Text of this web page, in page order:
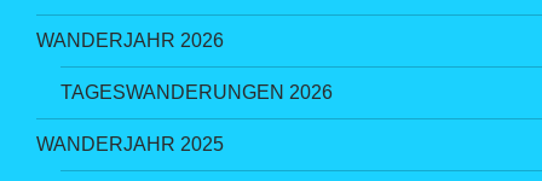
WANDERJAHR 2026
TAGESWANDERUNGEN 2026
WANDERJAHR 2025